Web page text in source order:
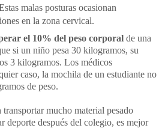
malas posturas ocasionan
en la zona cervical.
el 10% del peso corporal de una
si un niño pesa 30 kilogramos, su
3 kilogramos. Los médicos
caso, la mochila de un estudiante no
de peso.
mucho material pesado
deporte después del colegio, es mejor